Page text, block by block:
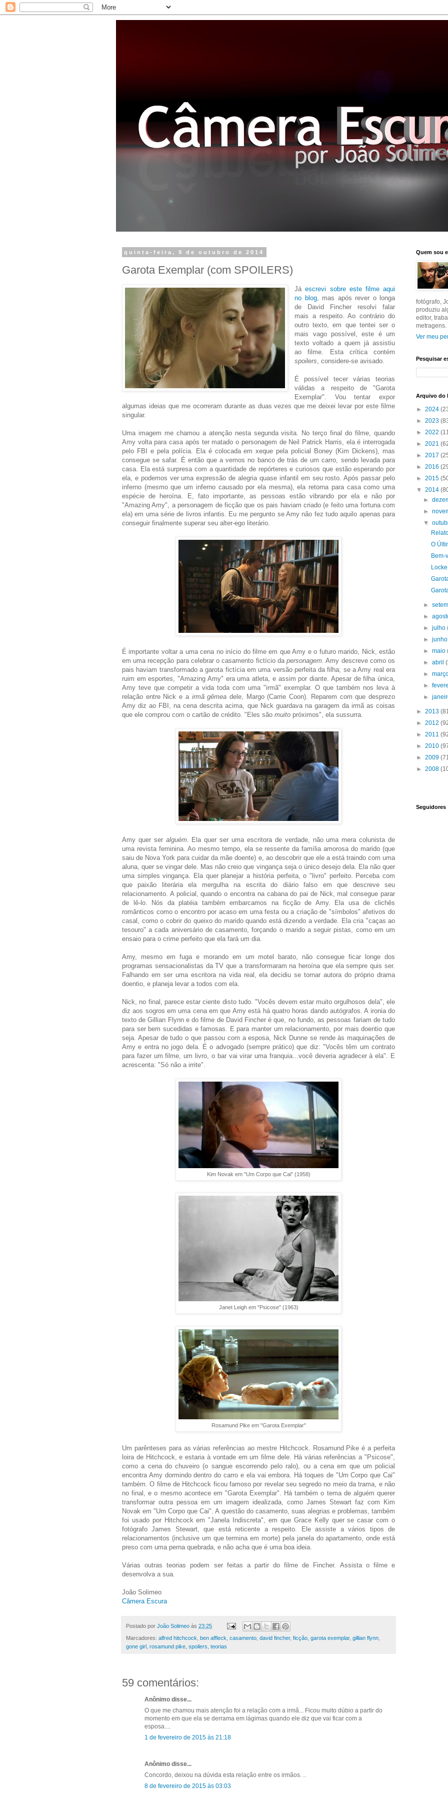
quinta-feira, 9 de outubro de 2014
Garota Exemplar (com SPOILERS)
Jáescrevi sobre este filme aqui
no blog, mas após rever o longa
de David Fincher resolvi falar
mais a respeito. Ao contrário do
outro texto, em que tentei ser o
mais vago possível, este é um
texto voltado a quem já assistiu
ao filme. Esta crítica contém
spoilers , considere-se avisado.
É possível tecer várias teorias
válidas a respeito de "Garota
Exemplar". Vou tentar expor
algumas ideias que me ocorreram durante as duas vezes que me deixei levar por este filme
singular.
Uma imagem me chamou a atenção nesta segunda visita. No terço final do filme, quando
Amy volta para casa após ter matado o personagem de Neil Patrick Harris, ela é interrogada
pelo FBI e pela polícia. Ela é colocada em xeque pela policial Boney (Kim Dickens), mas
consegue se safar. É então que a vemos no banco de trás de um carro, sendo levada para
casa. Ela está surpresa com a quantidade de repórteres e curiosos que estão esperando por
ela, e podemos ver uma expressão de alegria quase infantil em seu rosto. Após passar pelo
inferno (mesmo que um inferno causado por ela mesma), ela retorna para casa como uma
espécie de heroína. E, fato importante, as pessoas estão vibrando por ela e não por
"Amazing Amy", a personagem de ficção que os pais haviam criado (e feito uma fortuna com
ela) em uma série de livros infantis. Eu me pergunto se Amy não fez tudo aquilo apenas para
conseguir finalmente superar seu alter-ego literário.
É importante voltar a uma cena no início do filme em que Amy e o futuro marido, Nick, estão
em uma recepção para celebrar o casamento fictício dapersonagem . Amy descreve como os
pais haviam transformado a garota fictícia em uma versão perfeita da filha; se a Amy real era
ruim em esportes, "Amazing Amy" era uma atleta, e assim por diante. Apesar de filha única,
Amy teve que competir a vida toda com uma "irmã" exemplar. O que também nos leva à
relação entre Nick e a irmã gêmea dele, Margo (Carrie Coon). Reparem com que desprezo
Amy diz ao FBI, na cena descrita acima, que Nick guardava na garagem da irmã as coisas
que ele comprou com o cartão de crédito. "Eles são muito próximos", ela sussurra.
Amy quer ser alguém. Ela quer ser uma escritora de verdade, não uma mera colunista de
uma revista feminina. Ao mesmo tempo, ela se ressente da família amorosa do marido (que
saiu de Nova York para cuidar da mãe doente) e, ao descobrir que ele a está traindo com uma
aluna, quer se vingar dele. Mas não creio que vingança seja o único desejo dela. Ela não quer
uma simples vingança. Ela quer planejar a história perfeita, o "livro" perfeito. Perceba com
que paixão literária ela mergulha na escrita do diário falso em que descreve seu
relacionamento. A policial, quando o encontra na cabana do pai de Nick, mal consegue parar
de lê-lo. Nós da platéia também embarcamos na ficção de Amy. Ela usa de clichês
românticos como o encontro por acaso em uma festa ou a criação de "símbolos" afetivos do
casal, como o cobrir do queixo do marido quando está dizendo a verdade. Ela cria "caças ao
tesouro" a cada aniversário de casamento, forçando o marido a seguir pistas, como em um
ensaio para o crime perfeito que ela fará um dia.
Amy, mesmo em fuga e morando em um motel barato, não consegue ficar longe dos
programas sensacionalistas da TV que a transformaram na heroína que ela sempre quis ser.
Falhando em ser uma escritora na vida real, ela decidiu se tornar autora do próprio drama
doentio, e planeja levar a todos com ela.
Nick, no final, parece estar ciente disto tudo. "Vocês devem estar muito orgulhosos dela", ele
diz aos sogros em uma cena em que Amy está há quatro horas dando autógrafos. A ironia do
texto de Gillian Flynn e do filme de David Fincher é que, no fundo, as pessoas fariam de tudo
para ser bem sucedidas e famosas. E para manter um relacionamento, por mais doentio que
seja. Apesar de tudo o que passou com a esposa, Nick Dunne se rende às maquinações de
Amy e entra no jogo dela. É o advogado (sempre prático) que diz: "Vocês têm um contrato
para fazer um filme, um livro, o bar vai virar uma franquia...você deveria agradecer à ela". E
acrescenta: "Só não a irrite".
Kim Novak em "Um Corpo que Cai" (1958)
Janet Leigh em "Psicose" (1963)
Rosamund Pike em "Garota Exemplar"
Um parênteses para as várias referências ao mestre Hitchcock. Rosamund Pike é a perfeita
loira de Hitchcock, e estaria à vontade em um filme dele. Há várias referências a "Psicose",
como a cena do chuveiro (o sangue escorrendo pelo ralo), ou a cena em que um policial
encontra Amy dormindo dentro do carro e ela vai embora. Há toques de "Um Corpo que Cai"
também. O filme de Hitchcock ficou famoso por revelar seu segredo no meio da trama, e não
no final, e o mesmo acontece em "Garota Exemplar". Há também o tema de alguém querer
transformar outra pessoa em um imagem idealizada, como James Stewart faz com Kim
Novak em "Um Corpo que Cai". A questão do casamento, suas alegrias e problemas, também
foi usado por Hitchcock em "Janela Indiscreta", em que Grace Kelly quer se casar com o
fotógrafo James Stewart, que está reticente a respeito. Ele assiste a vários tipos de
relacionamentos (inclusive um que termina em morte) pela janela do apartamento, onde está
preso com uma perna quebrada, e não acha que é uma boa ideia.
Várias outras teorias podem ser feitas a partir do filme de Fincher. Assista o filme e
desenvolva a sua.
João Solimeo
Câmera Escura
Postado por João Solimeo às 23:25
Marcadores: alfred hitchcock ben affleck casamento david fincher, ficção garota exemplar, gillian flynn
gone girl rosamund pike spoilers teorias
59 comentários:
Anônimo disse...
O que me chamou mais atenção foi a relação com a irmã... Ficou muito dúbio a partir do
momento em que ela se derrama em lágimas quando ele diz que vai ficar com a
esposa....
1 de fevereiro de 2015 às 21:18
Anônimo disse...
Concordo, deixou na dúvida esta relação entre os irmãos. ..
8 de fevereiro de 2015 às 03:03
Quem sou
fotógrafo,
produziu
editor,
metragens.
Ver meu
Pesquisar
Arquivo do
► 2024
► 2023
► 2022
► 2021
► 2017
► 2016
► 2015
▼ 2014
►
►
▼
O
Bem-
►
►
►julho
►
►maio
►abril
►
►
►
► 2013
► 2012
► 2011
► 2010
► 2009
► 2008
Seguidores